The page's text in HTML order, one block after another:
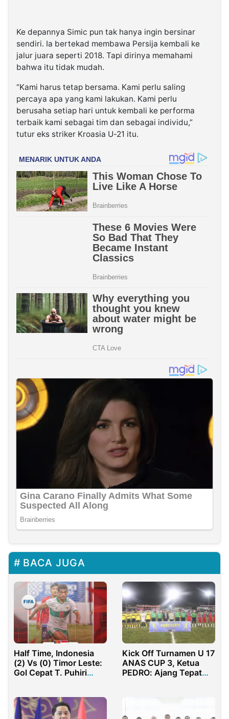
Ke depannya Simic pun tak hanya ingin bersinar
sendiri. Ia bertekad membawa Persija kembali ke
jalur juara seperti 2018. Tapi dirinya memahami
bahwa itu tidak mudah.
“Kami harus tetap bersama. Kami perlu saling
percaya apa yang kami lakukan. Kami perlu
berusaha setiap hari untuk kembali ke performa
terbaik kami sebagai tim dan sebagai individu,”
tutur eks striker Kroasia U-21 itu.
BACA JUGA
Half Time, Indonesia
(2) Vs (0) Timor Leste:
Gol Cepat T. Puhiri
Kick Off Turnamen U 17
ANAS CUP 3, Ketua
PEDRO: Ajang Tepat